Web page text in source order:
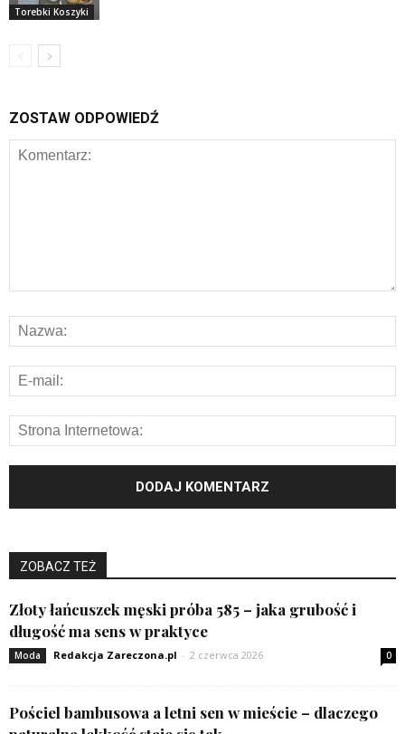
Torebki Koszyki
ZOSTAW ODPOWIEDŹ
ZOBACZ TEŻ
Złoty łańcuszek męski próba 585 – jaka grubość i
długość ma sens w praktyce
Moda Redakcja Zareczona.pl - 2 czerwca 2026 0
Pościel bambusowa a letni sen w mieście – dlaczego